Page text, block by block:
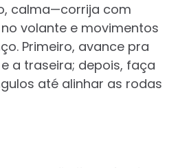
calma—corrija com
volante e movimentos
Primeiro, avance pra
a traseira; depois, faça
até alinhar as rodas